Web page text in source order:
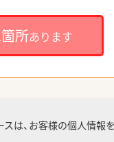
所あります
スは、お客様の個人情